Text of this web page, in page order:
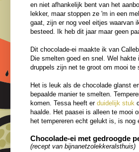
en niet afhankelijk bent van het
lekker, maar stoppen ze 'm in een
gaat, zijn er nog veel eitjes waarvan
besteed. Ik heb dit jaar maar geen
Dit chocolade-ei maakte ik van
Die smelten goed en snel. Wel
druppels zijn net te groot om mooi te
Het is leuk als de chocolade glanst
bepaalde manier te smelten.
komen. Tessa heeft er duidelijk stuk
haalde. Het paasei is alleen te mooi
het tempereren echt gelukt is, is nog
Chocolade-ei met gedroogde
(recept van bijnanetzolekkeralsthuis)